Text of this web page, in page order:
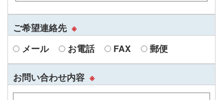
ご希望連絡先 ※
メール
お電話 FAX 郵便
お問い合わせ内容 ※